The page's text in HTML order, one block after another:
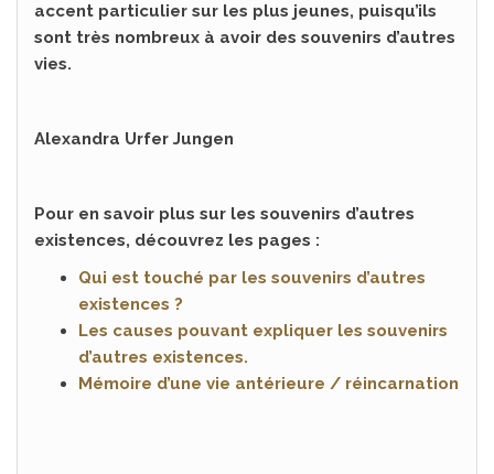
accent particulier sur les plus jeunes, puisqu’ils
sont très nombreux à avoir des souvenirs d’autres
vies.
Alexandra Urfer Jungen
Pour en savoir plus sur les souvenirs d’autres
existences, découvrez les pages :
Qui est touché par les souvenirs d’autres
existences ?
Les causes pouvant expliquer les souvenirs
d’autres existences.
Mémoire d’une vie antérieure / réincarnation